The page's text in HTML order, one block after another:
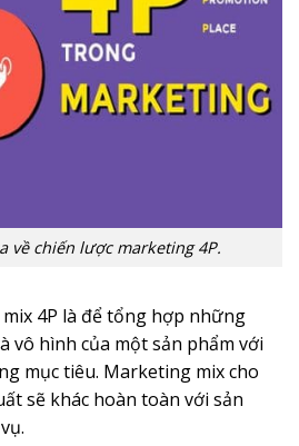
về chiến lược marketing 4P.
4P là để tổng hợp những
vô hình của một sản phẩm với
mục tiêu. Marketing mix cho
sẽ khác hoàn toàn với sản